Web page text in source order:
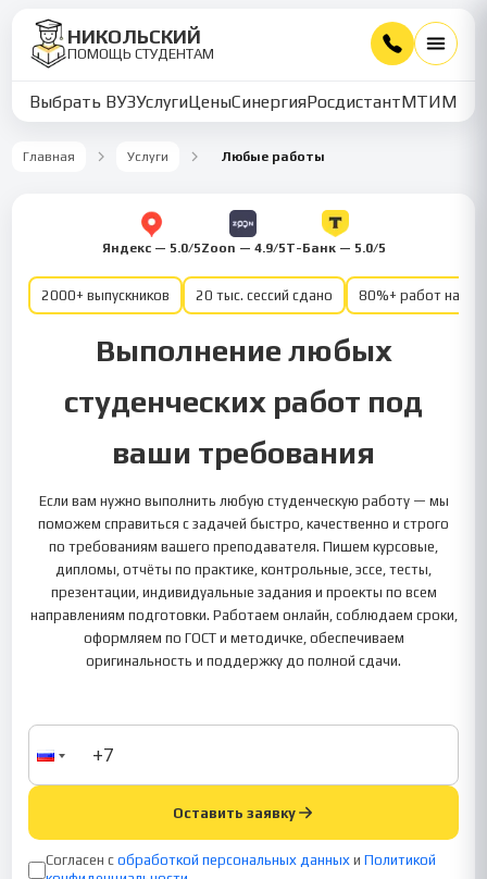
НИКОЛЬСКИЙ
ПОМОЩЬ СТУДЕНТАМ
Выбрать ВУЗУслугиЦеныСинергияРосдистантМТИММУ
Главная Услуги Любые работы
Яндекс — 5.0/5Zoon — 4.9/5Т-Банк — 5.0/5
2000+ выпускников 20 тыс. сессий сдано 80%+ работ на
Выполнение любых
студенческих работ под
ваши требования
Если вам нужно выполнить любую студенческую работу — мы
поможем справиться с задачей быстро, качественно и строго
по требованиям вашего преподавателя. Пишем курсовые,
дипломы, отчёты по практике, контрольные, эссе, тесты,
презентации, индивидуальные задания и проекты по всем
направлениям подготовки. Работаем онлайн, соблюдаем сроки,
оформляем по ГОСТ и методичке, обеспечиваем
оригинальность и поддержку до полной сдачи.
Оставить заявку
Согласен с обработкой персональных данных и Политикой